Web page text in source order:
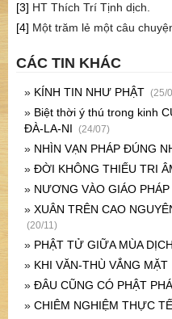
[3] HT Thích Trí Tịnh dịch.
[4] Một trăm lẻ một câu
CÁC TIN KHÁC
» KÍNH TIN NHƯ PHẬT (25/
» Biệt thời ý thú trong kinh
ĐÀ-LA-NI (24/07)
» NHÌN VẠN PHÁP ĐÚNG
» ĐỜI KHÔNG THIẾU TRI
» NƯƠNG VÀO GIÁO
» XUÂN TRÊN CAO
(20/11)
» PHẬT TỬ GIỮA MÙA DỊCH
» KHI VĂN-THÙ VẮNG MẶT
» ĐÂU CŨNG CÓ PHẬT
» CHIÊM NGHIỆM THỰC